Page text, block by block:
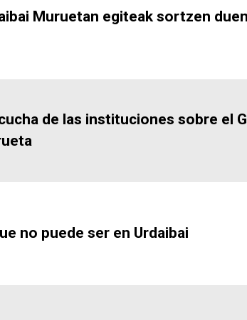
Muruetan egiteak sortzen
de las instituciones sobre el
no puede ser en Urdaibai